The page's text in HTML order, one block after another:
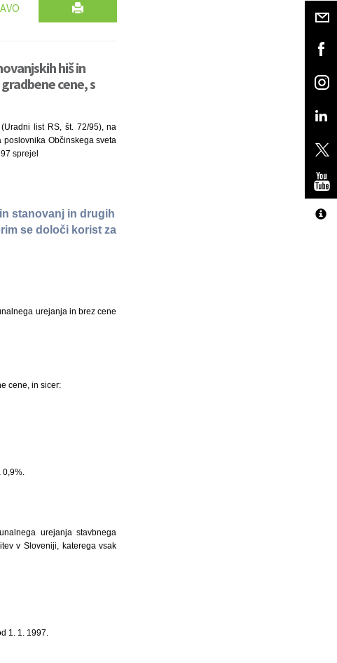
hiš in
cene, s
list RS, št. 72/95), na
Občinskega sveta
sprejel
stanovanj in drugih
se določi korist za
urejanja in brez cene
cene, in sicer:
urejanja stavbnega
v Sloveniji, katerega vsak
1. 1. 1997.